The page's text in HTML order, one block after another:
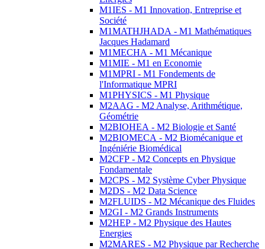
M1IES - M1 Innovation, Entreprise et
Société
M1MATHJHADA - M1 Mathématiques
Jacques Hadamard
M1MECHA - M1 Mécanique
M1MIE - M1 en Economie
M1MPRI - M1 Fondements de
l'Informatique MPRI
M1PHYSICS - M1 Physique
M2AAG - M2 Analyse, Arithmétique,
Géométrie
M2BIOHEA - M2 Biologie et Santé
M2BIOMECA - M2 Biomécanique et
Ingéniérie Biomédical
M2CFP - M2 Concepts en Physique
Fondamentale
M2CPS - M2 Système Cyber Physique
M2DS - M2 Data Science
M2FLUIDS - M2 Mécanique des Fluides
M2GI - M2 Grands Instruments
M2HEP - M2 Physique des Hautes
Energies
M2MARES - M2 Physique par Recherche